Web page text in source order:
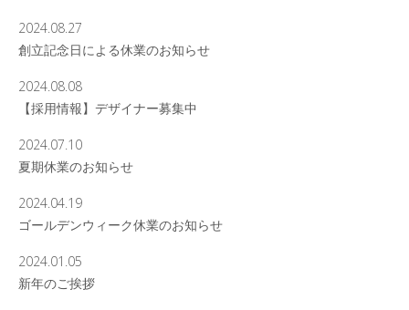
2024.08.27
創立記念日による休業のお知らせ
2024.08.08
【採用情報】デザイナー募集中
2024.07.10
夏期休業のお知らせ
2024.04.19
ゴールデンウィーク休業のお知らせ
2024.01.05
新年のご挨拶